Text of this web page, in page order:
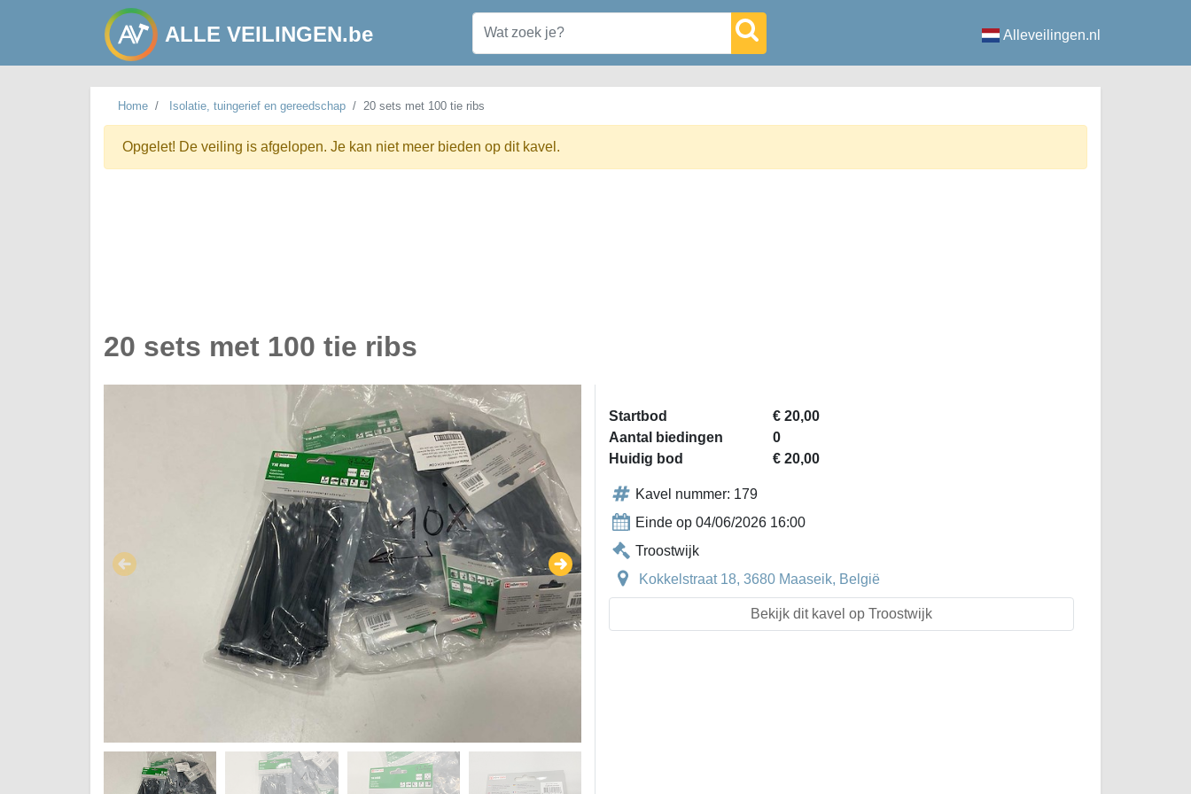
ALLE VEILINGEN.be Alleveilingen.nl
Home Isolatie, tuingerief en gereedschap 20 sets met 100 tie ribs
Opgelet! De veiling is afgelopen. Je kan niet meer bieden op dit kavel.
20 sets met 100 tie ribs
Startbod
€ 20,00
Aantal biedingen
0
Huidig bod
€ 20,00
Kavel nummer: 179
Einde op 04/06/2026 16:00
Troostwijk
Kokkelstraat 18, 3680 Maaseik, België
Bekijk dit kavel op Troostwijk